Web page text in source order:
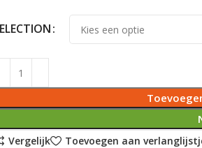
Vergelijk Toevoegen aan